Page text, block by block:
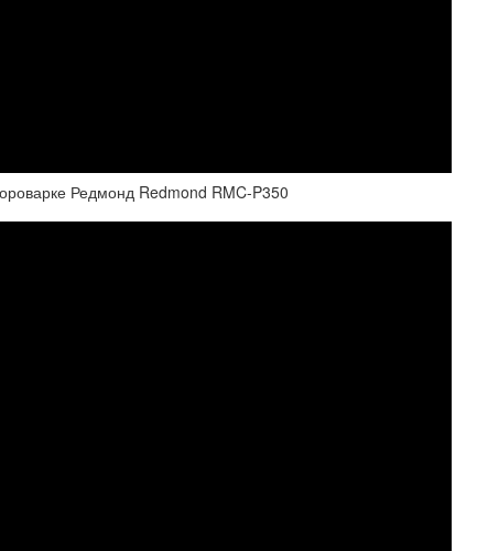
Редмонд Redmond RMC-P350